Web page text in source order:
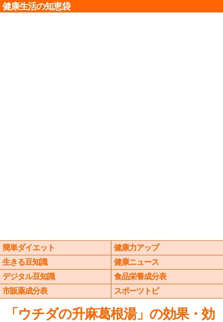
健康生活の知恵袋
簡単ダイエット
健康力アップ
生きる豆知識
健康ニュース
デジタル豆知識
食品栄養成分表
市販薬成分表
スポーツトピ
「ウチダの升麻葛根湯」の効果・効